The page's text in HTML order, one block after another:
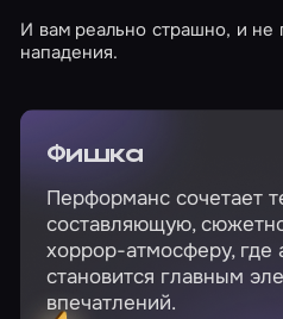
И вам реально страшно, и не
нападения.
Фишка
Перформанс сочетает
составляющую,
хоррор-атмосферу, где
становится главным
впечатлений.